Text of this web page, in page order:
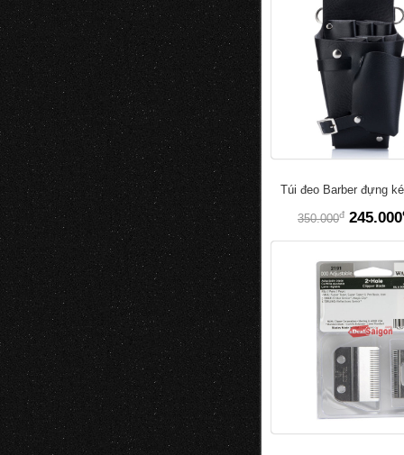
Túi đeo Barber đựng
350.000đ 245.000